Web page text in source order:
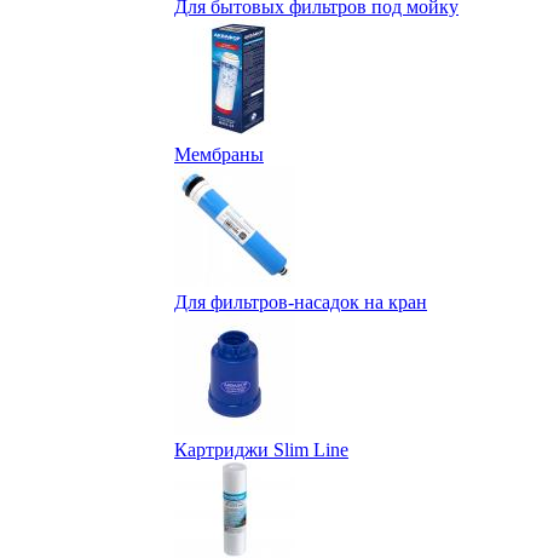
Для бытовых фильтров под мойку
Мембраны
Для фильтров-насадок на кран
Картриджи Slim Line